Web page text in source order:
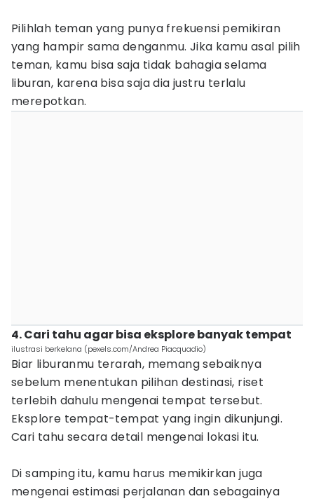
Pilihlah teman yang punya frekuensi pemikiran
yang hampir sama denganmu. Jika kamu asal pilih
teman, kamu bisa saja tidak bahagia selama
liburan, karena bisa saja dia justru terlalu
merepotkan.
4. Cari tahu agar bisa eksplore banyak tempat
ilustrasi berkelana (pexels.com/Andrea Piacquadio)
Biar liburanmu terarah, memang sebaiknya
sebelum menentukan pilihan destinasi, riset
terlebih dahulu mengenai tempat tersebut.
Eksplore tempat-tempat yang ingin dikunjungi.
Cari tahu secara detail mengenai lokasi itu.
Di samping itu, kamu harus memikirkan juga
mengenai estimasi perjalanan dan sebagainya